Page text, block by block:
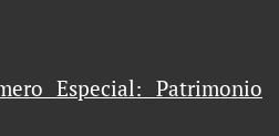
Especial: Patrimonio